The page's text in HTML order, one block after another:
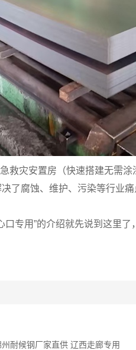
救灾安置房（快速搭建无需
了腐蚀、维护、污染等行业
口专用”的介绍就先说到这里
州耐候钢厂家直供 辽西走廊专用